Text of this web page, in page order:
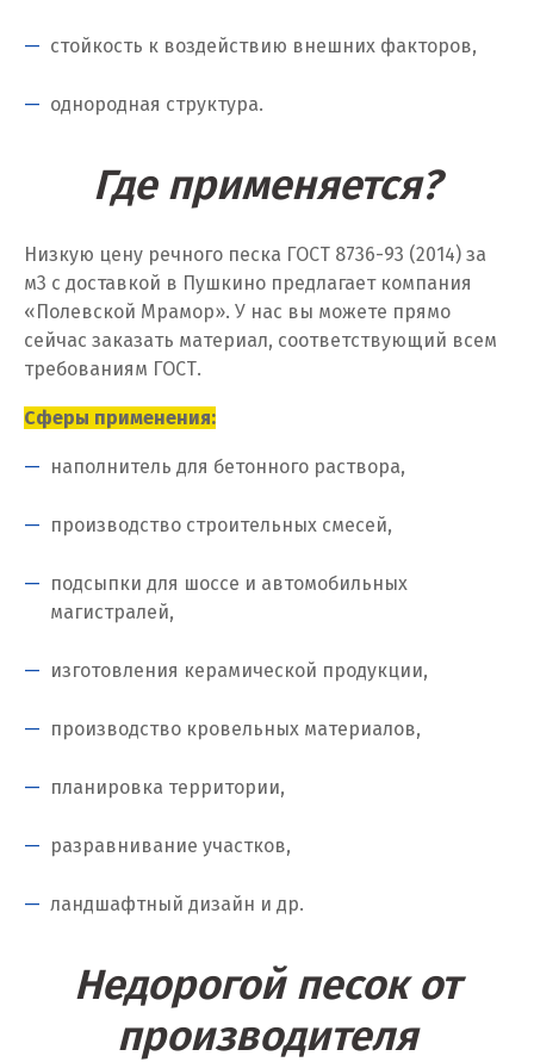
Камышево
Камышлов
Качканар
Киров
Кировград
Когалым
Коелга
Красногорск
Краснодар
Краснотурьинск
Красноярск
стойкость к воздействию внешних факторов,
однородная структура.
Где применяется?
Низкую цену речного песка ГОСТ 8736-93 (2014) за
м3 с доставкой в Пушкино предлагает компания
«Полевской Мрамор». У нас вы можете прямо
сейчас заказать материал, соответствующий всем
требованиям ГОСТ.
Сферы применения:
наполнитель для бетонного раствора,
производство строительных смесей,
подсыпки для шоссе и автомобильных
магистралей,
изготовления керамической продукции,
производство кровельных материалов,
планировка территории,
разравнивание участков,
ландшафтный дизайн и др.
Недорогой песок от
производителя